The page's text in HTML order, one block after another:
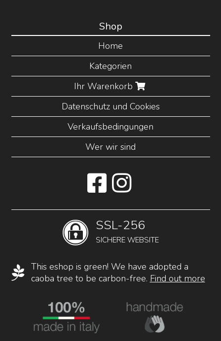
Shop
Home
Kategorien
Ihr Warenkorb
Datenschutz und Cookies
Verkaufsbedingungen
Wer wir sind
SSL-256
SICHERE WEBSITE
This eshop is green! We have adopted a
caoba tree to be carbon-free. Find out more